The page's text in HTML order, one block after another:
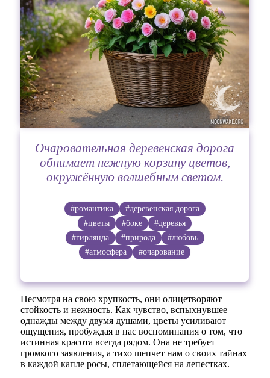
Очаровательная деревенская дорога
обнимает нежную корзину цветов,
окружённую волшебным светом.
#романтика
#деревенская дорога
#цветы
#боке
#деревья
#гирлянда
#природа
#любовь
#атмосфера
#очарование
Несмотря на свою хрупкость, они олицетворяют
стойкость и нежность. Как чувство, вспыхнувшее
однажды между двумя душами, цветы усиливают
ощущения, пробуждая в нас воспоминания о том, что
истинная красота всегда рядом. Она не требует
громкого заявления, а тихо шепчет нам о своих тайнах
в каждой капле росы, сплетающейся на лепестках.